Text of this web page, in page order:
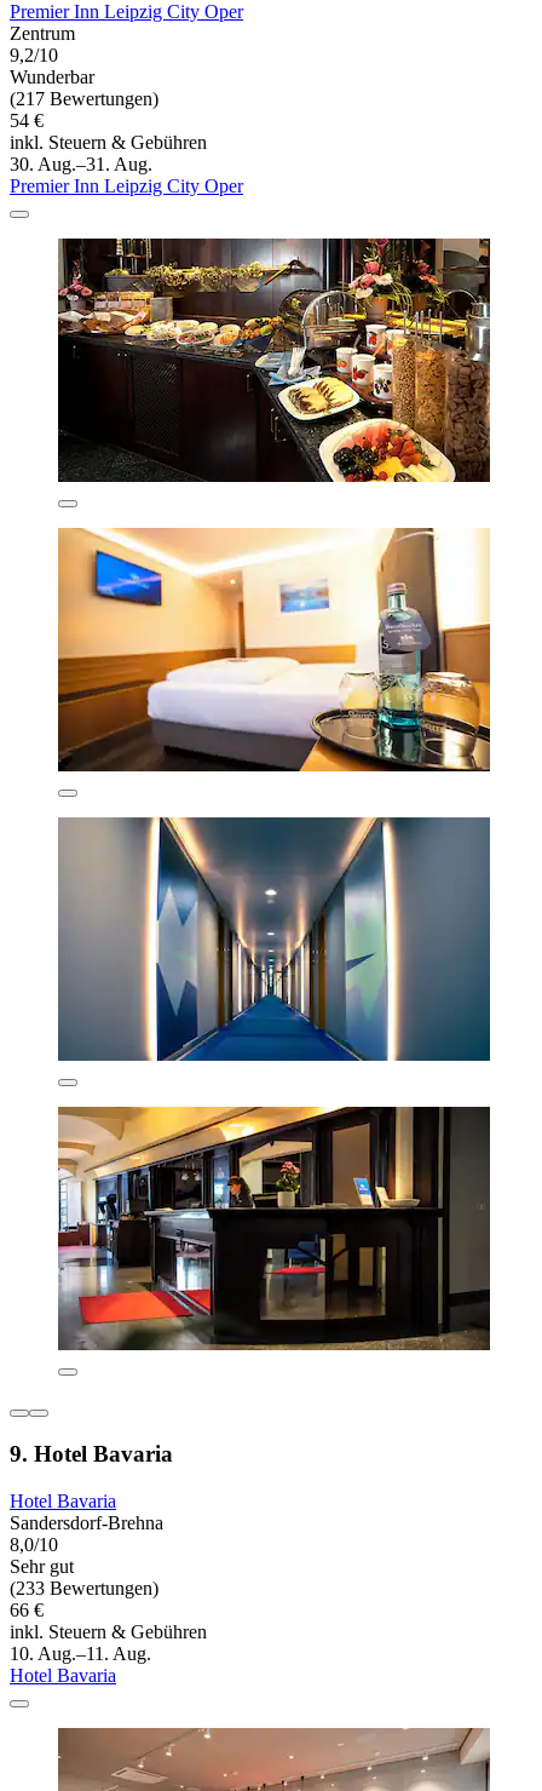
Premier Inn Leipzig City Oper
Zentrum
9,2/10
Wunderbar
(217 Bewertungen)
54 €
inkl. Steuern & Gebühren
30. Aug.–31. Aug.
Premier Inn Leipzig City Oper
9. Hotel Bavaria
Hotel Bavaria
Sandersdorf-Brehna
8,0/10
Sehr gut
(233 Bewertungen)
66 €
inkl. Steuern & Gebühren
10. Aug.–11. Aug.
Hotel Bavaria